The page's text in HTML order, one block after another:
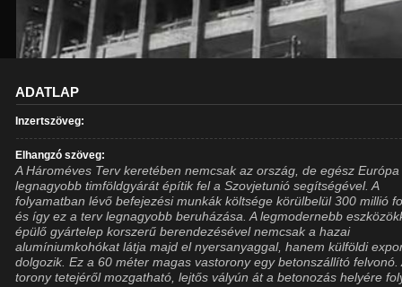
ADATLAP
Inzertszöveg:
Elhangzó szöveg:
A Hároméves Terv keretében nemcsak az ország, de egész
legnagyobb timföldgyárát építik fel a Szovjetunió segítségével. A
folyamatban lévő befejezési munkák költsége körülbelül 300 millió
és így ez a terv legnagyobb beruházása. A legmodernebb
épülő gyártelep korszerű berendezésével nemcsak a hazai
alumíniumkohókat látja majd el nyersanyaggal, hanem külföldi
dolgozik. Ez a 60 méter magas vastorony egy betonszállító felvonó.
torony tetejéről mozgatható, lejtős vályún át a betonozás helyére